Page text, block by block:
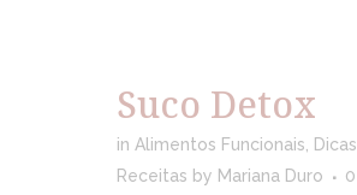
Suco Detox
in Alimentos Funcionais Dicas
Receitas by Mariana Duro
0